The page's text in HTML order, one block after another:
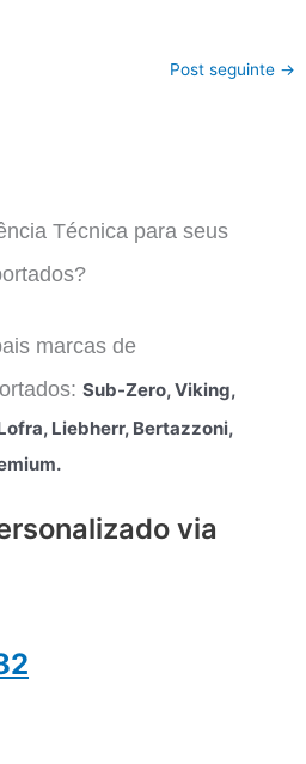
Post seguinte →
Técnica para seus
marcas de
Sub-Zero, Viking,
Liebherr, Bertazzoni,
via